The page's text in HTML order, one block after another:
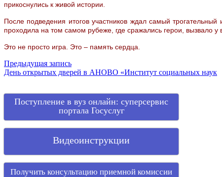
прикоснулись к живой истории.
После подведения итогов участников ждал самый
проходила на том самом рубеже, где сражались герои, вызвало
Это не просто игра. Это – память сердца.
Навигация
по
записям
Предыдущая запись
День открытых дверей в АНОВО «Институт социальных наук
Поступление в вуз онлайн: суперсервис
портала Госуслуг
Видеоинструкции
Получить консультацию приемной комиссии